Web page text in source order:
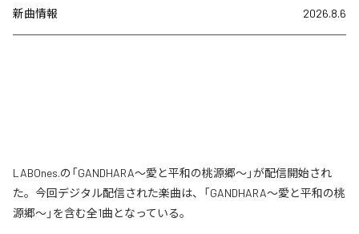
新曲情報 2026.8.6
LABOnes.の「GANDHARA〜愛と平和の桃源郷〜」が配信開始され
た。今回デジタル配信された楽曲は、「GANDHARA〜愛と平和の桃
源郷〜」を含む全1曲となっている。